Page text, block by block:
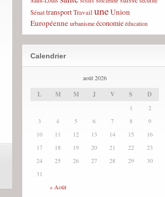
SénattransportTravail uneUnion
Européenneurbanismeéconomie éducation
Calendrier
août 2026
L M M J V S D
« Août
1
2
3
4 5 6 7 8
9
10
11 12 13 14 15
16
17
18 19 20 21 22
23
24
25 26 27 28 29
30
31